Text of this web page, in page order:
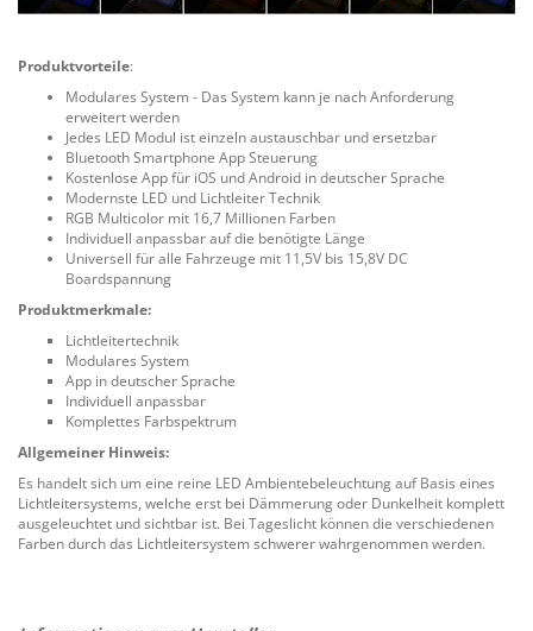
Produktvorteile:
Modulares System - Das System kann je nach Anforderung
erweitert werden
Jedes LED Modul ist einzeln austauschbar und ersetzbar
Bluetooth Smartphone App Steuerung
Kostenlose App für iOS und Android in deutscher Sprache
Modernste LED und Lichtleiter Technik
RGB Multicolor mit 16,7 Millionen Farben
Individuell anpassbar auf die benötigte Länge
Universell für alle Fahrzeuge mit 11,5V bis 15,8V DC
Boardspannung
Produktmerkmale:
Lichtleitertechnik
Modulares System
App in deutscher Sprache
Individuell anpassbar
Komplettes Farbspektrum
Allgemeiner Hinweis:
Es handelt sich um eine reine LED Ambientebeleuchtung auf Basis eines
Lichtleitersystems, welche erst bei Dämmerung oder Dunkelheit komplett
ausgeleuchtet und sichtbar ist. Bei Tageslicht können die verschiedenen
Farben durch das Lichtleitersystem schwerer wahrgenommen werden.